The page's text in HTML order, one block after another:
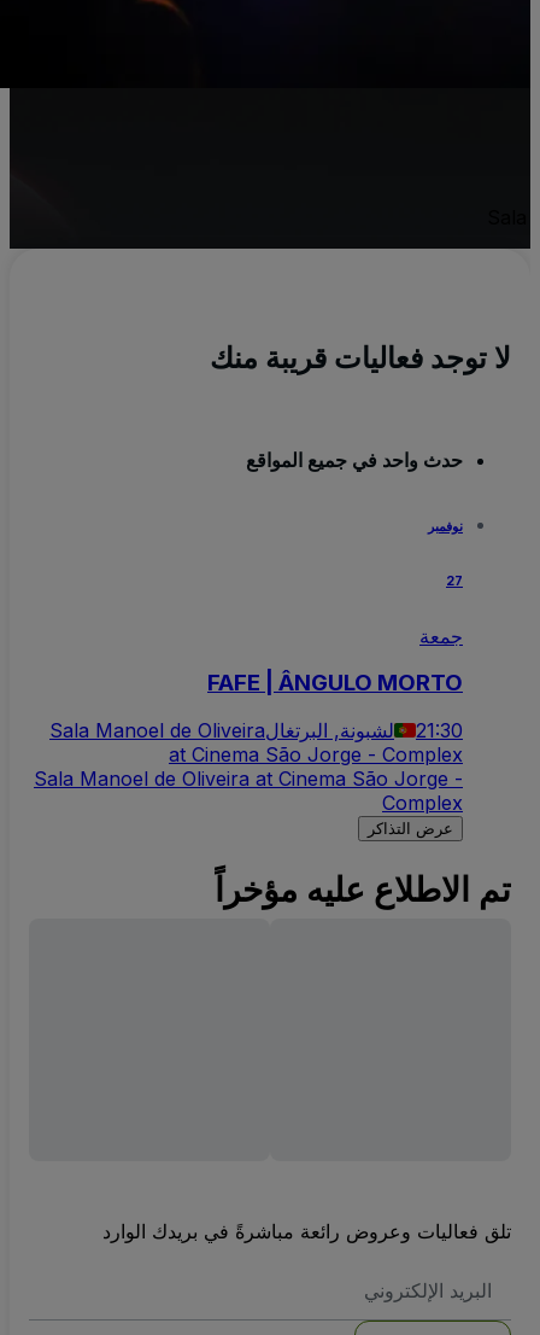
لا توجد فعاليات قريبة منك
حدث واحد في جميع المواقع
نوفمبر
27
جمعة
FAFE | ÂNGULO MORTO
21:30 لشبونة, البرتغالSala Manoel de Oliveira
at Cinema São Jorge - Complex
Sala Manoel de Oliveira at Cinema São Jorge -
Complex
عرض التذاكر
تم الاطلاع عليه مؤخراً
تلق فعاليات وعروض رائعة مباشرةً في بريدك الوارد
الاكتروني